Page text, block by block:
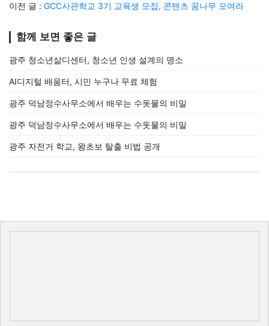
이전 글 : GCC사관학교 3기 교육생 모집, 콘텐츠 꿈나무 모여라
함께 보면 좋은 글
광주 청소년삶디센터, 청소년 인생 설계의 명소
AI디지털 배움터, 시민 누구나 무료 체험
광주 덕남정수사무소에서 배우는 수돗물의 비밀
광주 덕남정수사무소에서 배우는 수돗물의 비밀
광주 자전거 학교, 왕초보 탈출 비법 공개